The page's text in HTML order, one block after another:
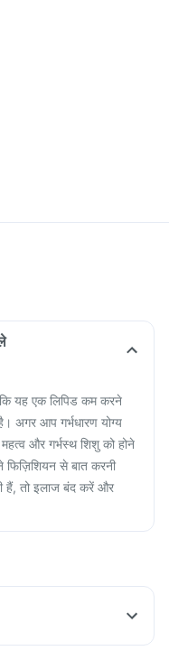
यह एक लिपिड कम करने
अगर आप गर्भधारण योग्य
और गर्भस्थ शिशु को होने
फिज़िशियन से बात करनी
हैं, तो इलाज बंद करें और